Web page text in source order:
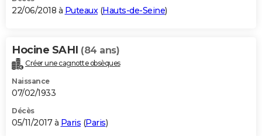
22/06/2018 à Puteaux(Hauts-de-Seine)
Hocine SAHI (84 ans)
Créer une cagnotte obsèques
Naissance
07/02/1933
Décès
05/11/2017 à Paris (Paris)